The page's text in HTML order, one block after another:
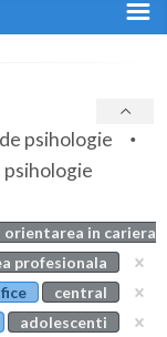
psihologie
in cariera
profesionala
central
adolescenti